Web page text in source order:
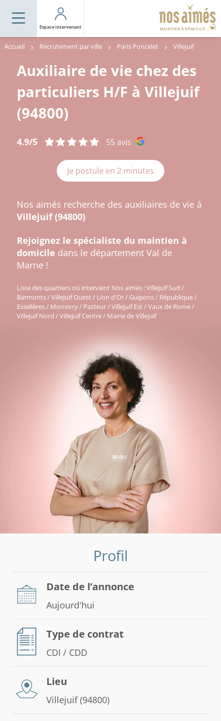
Espace intervenant
Accueil Recrutement par ville Paris Poncelet Villejuif
Auxiliaire de vie chez des
particuliers H/F à Villejuif
(94800)
4.9/5 55 avis
Je postule en 2 minutes
Nos aimés recherche des auxiliaires de vie à
Villejuif (94800)
Rejoignez le spécialiste du maintien à
domicile dans le département Val de
Marne !
Liste des quartiers où intervient Nos aimés : Villejuif Sud /
Barmonts / Villejuif Ouest / Lion d'Or / Guipons / République /
Esselières / Monsivry / Pasteur / Villejuif Est / Vaux de Rome /
Villejuif Nord / Villejuif Centre / Mairie de Villejuif
Profil
Date de l’annonce
Aujourd'hui
Type de contrat
CDI / CDD
Lieu
Villejuif (94800)